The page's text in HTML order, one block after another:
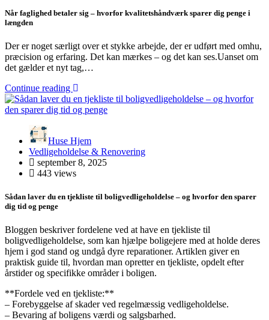
Når faglighed betaler sig – hvorfor kvalitetshåndværk sparer dig penge i
længden
Der er noget særligt over et stykke arbejde, der er udført med omhu,
præcision og erfaring. Det kan mærkes – og det kan ses.Uanset om
det gælder et nyt tag,…
Continue reading
Huse Hjem
Vedligeholdelse & Renovering
september 8, 2025
443 views
Sådan laver du en tjekliste til boligvedligeholdelse – og hvorfor den sparer
dig tid og penge
Bloggen beskriver fordelene ved at have en tjekliste til
boligvedligeholdelse, som kan hjælpe boligejere med at holde deres
hjem i god stand og undgå dyre reparationer. Artiklen giver en
praktisk guide til, hvordan man opretter en tjekliste, opdelt efter
årstider og specifikke områder i boligen.
**Fordele ved en tjekliste:**
– Forebyggelse af skader ved regelmæssig vedligeholdelse.
– Bevaring af boligens værdi og salgsbarhed.